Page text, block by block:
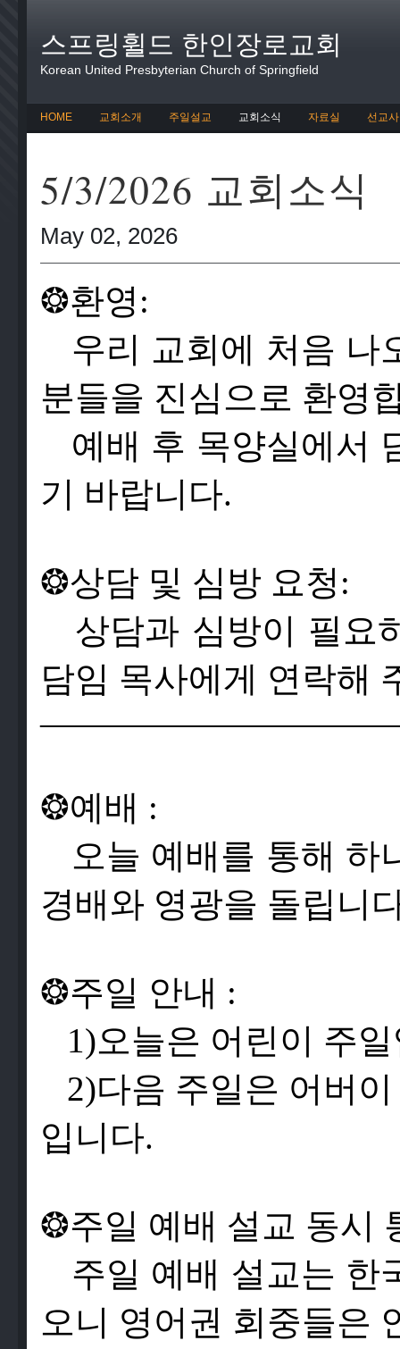
스프링휠드 한인장로교회
Korean United Presbyterian Church of Springfield
HOME 교회소개 주일설교 교회소식 자료실 선교
5/3/2026 교회소식
May 02, 2026
❂환영:
우리 교회에 처음 나
분들을 진심으로 환영
예배 후 목양실에서
기 바랍니다.
❂상담 및 심 방 요청:
상담과 심 방이 필 요
담임 목사에게 연 락해
❂예배 :
오늘 예배를 통해 하
경배와 영광을 돌립 니
❂주일 안내 :
1)오늘은 어 린 이 주일
2)다음 주일은 어 버 이
입 니 다.
❂주일 예배 설 교 동시
주일 예배 설 교는 한
오니 영어 권 회중들은